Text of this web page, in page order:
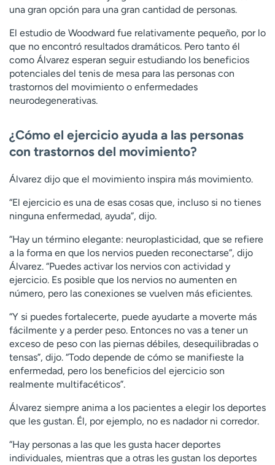
una gran opción para una gran cantidad de personas.
El estudio de Woodward fue relativamente pequeño, por lo
que no encontró resultados dramáticos. Pero tanto él
como Álvarez esperan seguir estudiando los beneficios
potenciales del tenis de mesa para las personas con
trastornos del movimiento o enfermedades
neurodegenerativas.
¿Cómo el ejercicio ayuda a las personas
con trastornos del movimiento?
Álvarez dijo que el movimiento inspira más movimiento.
“El ejercicio es una de esas cosas que, incluso si no tienes
ninguna enfermedad, ayuda”, dijo.
“Hay un término elegante: neuroplasticidad, que se refiere
a la forma en que los nervios pueden reconectarse”, dijo
Álvarez. “Puedes activar los nervios con actividad y
ejercicio. Es posible que los nervios no aumenten en
número, pero las conexiones se vuelven más eficientes.
“Y si puedes fortalecerte, puede ayudarte a moverte más
fácilmente y a perder peso. Entonces no vas a tener un
exceso de peso con las piernas débiles, desequilibradas o
tensas”, dijo. “Todo depende de cómo se manifieste la
enfermedad, pero los beneficios del ejercicio son
realmente multifacéticos”.
Álvarez siempre anima a los pacientes a elegir los deportes
que les gustan. Él, por ejemplo, no es nadador ni corredor.
“Hay personas a las que les gusta hacer deportes
individuales, mientras que a otras les gustan los deportes